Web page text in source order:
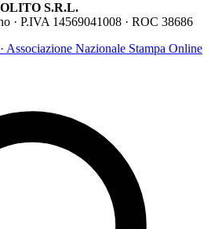
S.R.L.
· P.IVA 14569041008 · ROC 38686
· Associazione Nazionale Stampa Online